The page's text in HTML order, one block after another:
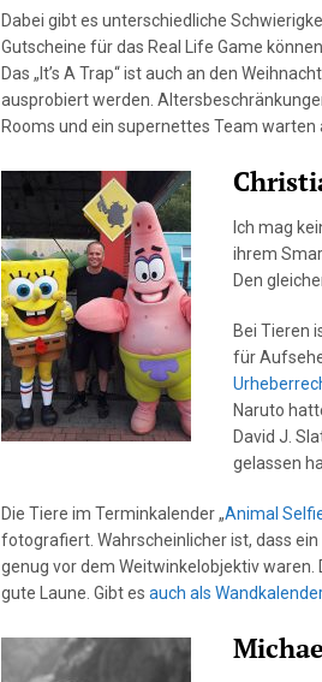
Dabei gibt es unterschiedliche
Gutscheine für das Real Life Game
Das „It’s A Trap“ ist auch an den
ausprobiert werden.
Rooms und ein supernettes Team
Ich mag
ihrem
Den
Bei Tieren
für
Naruto
David J.
gelassen
Die Tiere im Terminkalender „Animal
fotografiert. Wahrscheinlicher ist, dass
genug vor dem Weitwinkelobjektiv
gute Laune. Gibt es auch als Wandkalender